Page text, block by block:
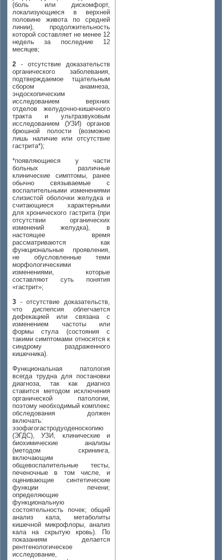
(боль или дискомфорт,
локализующиеся в верхней
половине живота по средней
линии), продолжительность
которой составляет не менее 12
недель за последние 12
месяцев;
2 - отсутствие доказательств
органического заболевания,
подтверждаемое тщательным
сбором анамнеза,
эндоскопическим
исследованием верхних
отделов желудочно-кишечного
тракта и ультразвуковым
исследованием (УЗИ) органов
брюшной полости (возможно
лишь наличие или отсутствие
гастрита*);
*появляющиеся у части
больных различные
клинические симптомы, ранее
обычно связываемые с
воспалительными изменениями
слизистой оболочки желудка и
считающиеся характерными
для хронического гастрита (при
отсутствии органических
изменений желудка), в
настоящее время
рассматриваются как
функциональные проявления,
не обусловленные теми
морфологическими
изменениями, которые
составляют суть понятия
«гастрит»;
3 - отсутствие доказательств,
что диспепсия облегчается
дефекацией или связана с
изменением частоты или
формы стула (состояния с
такими симптомами относятся к
синдрому раздраженного
кишечника).
Функциональная патология
всегда трудна для постановки
диагноза, так как диагноз
ставится методом исключения
органической патологии,
поэтому необходимый комплекс
обследования должен
включать:
эзофагогастродуоденоскопию
(ЭГДС), УЗИ, клинические и
биохимические анализы
(методом скрининга,
включающим
общевоспалительные тесты,
печеночные в том числе, и
оценивающие синтетические
функции печени;
определяющие
функциональную
состоятельность почек; общий
анализ кала, метаболиты
кишечной микрофлоры, анализ
кала на скрытую кровь). По
показаниям делается
рентгенологическое
исследование,